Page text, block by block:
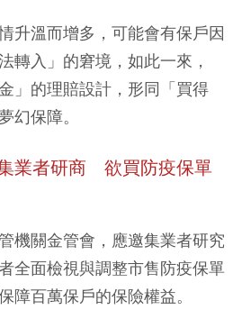
升溫而增多，可能會有保戶因
轉入」的窘境 ，如此一來，
」的理賠設計，形同「買得
幻保障。
業者研商 欲買防疫保單
機關金管會，應邀集業者研究
全面檢視與調整市售防疫保單
障百萬保戶的保險權益。